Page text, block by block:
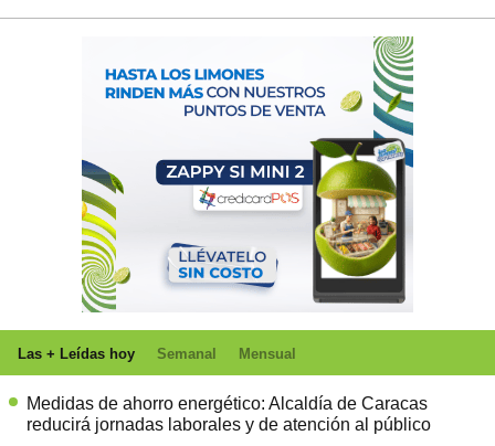
Las + Leídas hoy Semanal Mensual
Medidas de ahorro energético: Alcaldía de Caracas
reducirá jornadas laborales y de atención al público